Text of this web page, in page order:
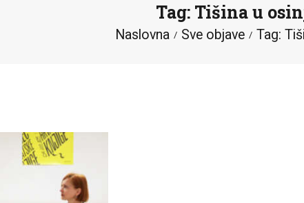
Tag: Tišina u
Naslovna Sve objave Tag:
KATALOG